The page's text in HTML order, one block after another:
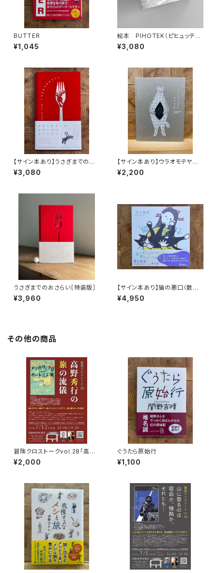
BUTTER
¥1,045
絵本 PIHOTEK（ピヒュッティ）
北極を風と歩く
¥3,080
【サイン本あり】うさぎまでのお
さらい［通常版］
¥3,080
【サイン本あり】ウラオモテヤマ
ネコ
¥2,200
うさぎまでのおさらい［特装版］
¥3,960
【サイン本あり】猫の悪口〈数量
限定・オリジナルトート付き〉
¥4,950
その他の商品
冒険クロストークvol.28「高野
秀行の旅の流儀」録画視聴権
¥2,000
ぐうたら原始行
¥1,100